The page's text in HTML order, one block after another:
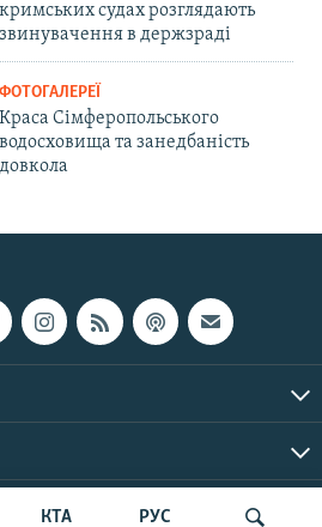
КТА РУС
кримських судах розглядають
звинувачення в держзраді
ФОТОГАЛЕРЕЇ
Краса Сімферопольського
водосховища та занедбаність
довкола
2026 | Усі права застережено.